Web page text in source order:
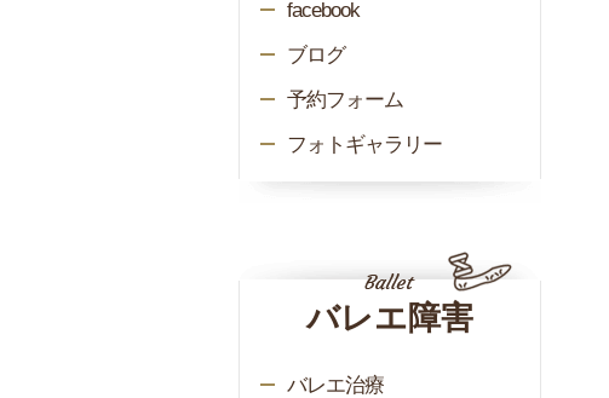
facebook
ブログ
予約フォーム
フォトギャラリー
バレエ障害
バレエ治療